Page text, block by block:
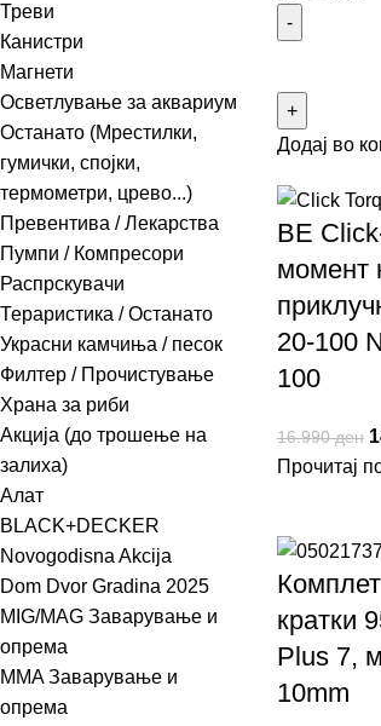
Треви
Канистри
Магнети
Осветлување за аквариум
Останато (Мрестилки,
гумички, спојки,
термометри, црево...)
Превентива / Лекарства
Пумпи / Компресори
Распрскувачи
Тераристика / Останато
Украсни камчиња / песок
Филтер / Прочистување
Храна за риби
Акција (до трошење на
залиха)
Алат
BLACK+DECKER
Novogodisna Akcija
Dom Dvor Gradina 2025
MIG/MAG Заварување и
опрема
MMA Заварување и
опрема
Додај во
ВЕ
момент
20-100
100
16.990ден
Прочитај
кратки
Plus 7,
10mm